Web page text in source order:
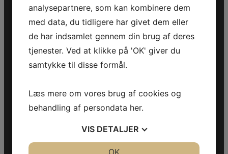
Telefon: +45 70 200 600
E-mail:info@jettrade.dk
CVR-nummer: 27233678
Sea-Doo Vandscooter
Can-Am ATV
Can-Am UTV
Can-Am Roadster
analysepartnere, som kan kombinere dem
med data, du tidligere har givet dem eller
de har indsamlet gennem din brug af deres
tjenester. Ved at klikke på 'OK' giver du
samtykke til disse formål.
Læs mere om vores brug af cookies og
behandling af persondata her.
VIS DETALJER
OK